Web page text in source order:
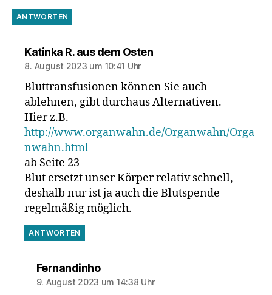
ANTWORTEN
Katinka R. aus dem Ostensagt:
8. August 2023 um 10:41 Uhr
Bluttransfusionen können Sie auch
ablehnen, gibt durchaus Alternativen.
Hier z.B.
http://www.organwahn.de/Organwahn/Orga
nwahn.html
ab Seite 23
Blut ersetzt unser Körper relativ schnell,
deshalb nur ist ja auch die Blutspende
regelmäßig möglich.
ANTWORTEN
Fernandinhosagt:
9. August 2023 um 14:38 Uhr